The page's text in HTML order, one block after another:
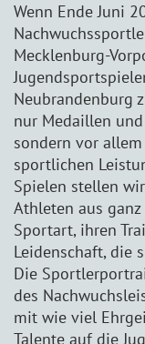
Wenn Ende Juni
Mecklenburg-
Neubrandenburg
nur Medaillen
sondern vor
sportlichen
Spielen stellen
Athleten aus
Sportart, ihren
Leidenschaft, die
Die
des
mit wie viel
Talente auf die